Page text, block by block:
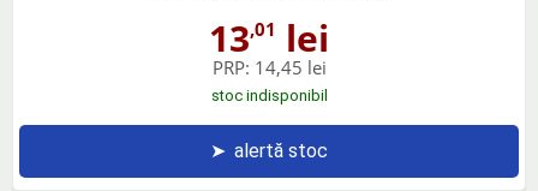
13,01 lei
PRP: 14,45 lei
stoc indisponibil
➤ alertă stoc